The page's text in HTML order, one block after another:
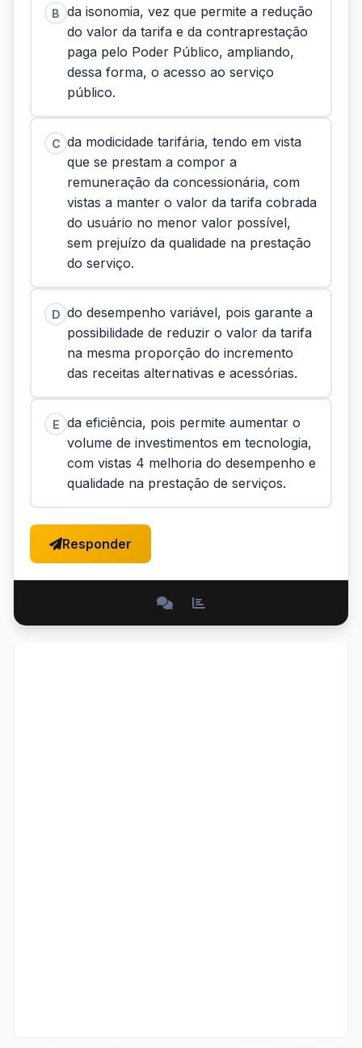
B da isonomia, vez que permite a redução
do valor da tarifa e da contraprestação
paga pelo Poder Público, ampliando,
dessa forma, o acesso ao serviço
público.
C da modicidade tarifária, tendo em vista
que se prestam a compor a
remuneração da concessionária, com
vistas a manter o valor da tarifa cobrada
do usuário no menor valor possível,
sem prejuízo da qualidade na prestação
do serviço.
D do desempenho variável, pois garante a
possibilidade de reduzir o valor da tarifa
na mesma proporção do incremento
das receitas alternativas e acessórias.
E da eficiência, pois permite aumentar o
volume de investimentos em tecnologia,
com vistas 4 melhoria do desempenho e
qualidade na prestação de serviços.
Responder